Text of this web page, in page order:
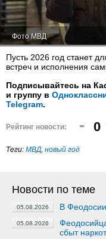
Фото МВД
Пусть 2026 год станет
встреч и исполнения
Подписывайтесь на
и группу в
Telegram.
Рейтинг новости: - 0
Теги: МВД, новый год
Новости по теме
05.08.2026 В Феодосии
05.08.2026
сбыт